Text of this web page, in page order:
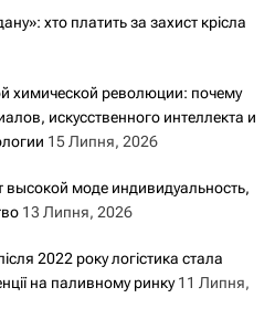
хто платить за захист крісла
химической революции: почему
искусственного интеллекта и
15 Липня, 2026
моде индивидуальность,
13 Липня, 2026
2022 року логістика стала
на паливному ринку 11 Липня,